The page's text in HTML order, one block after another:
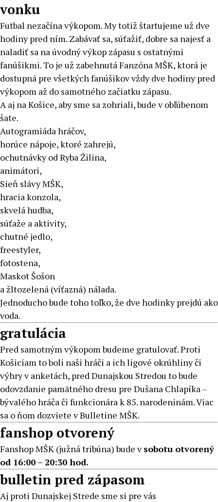
vonku
Futbal nezačína výkopom. My totiž štartujeme už dve
hodiny pred ním. Zabávať sa, súťažiť, dobre sa najesť a
naladiť sa na úvodný výkop zápasu s ostatnými
fanúšikmi. To je už zabehnutá Fanzóna MŠK, ktorá je
dostupná pre všetkých fanúšikov vždy dve hodiny pred
výkopom až do samotného začiatku zápasu.
A aj na Košice, aby sme sa zohriali, bude v obľúbenom
šate.
Autogramiáda hráčov,
horúce nápoje, ktoré zahrejú,
ochutnávky od Ryba Žilina,
animátori,
Sieň slávy MŠK,
hracia konzola,
skvelá hudba,
súťaže a aktivity,
chutné jedlo,
freestyler,
fotostena,
Maskot Šošon
a žltozelená (víťazná) nálada.
Jednoducho bude toho toľko, že dve hodinky prejdú ako
voda.
gratulácia
Pred samotným výkopom budeme gratulovať. Proti
Košiciam to boli naši hráči a ich ligové okrúhliny či
výhry v anketách, pred Dunajskou Stredou to bude
odovzdanie pamätného dresu pre Dušana Chlapíka –
bývalého hráča či funkcionára k 85. narodeninám. Viac
sa o ňom dozviete v Bulletine MŠK.
fanshop otvorený
Fanshop MŠK (južná tribúna) bude vsobotu otvorený
od 16:00 – 20:30 hod.
bulletin pred zápasom
Aj proti Dunajskej Strede sme si pre vás